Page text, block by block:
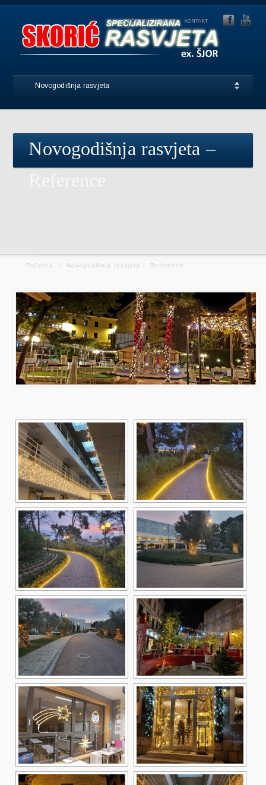
POČETNA VIJESTI KONTAKT
Novogodišnja rasvjeta
Novogodišnja rasvjeta –
Početna / Novogodišnja rasvjeta – Reference